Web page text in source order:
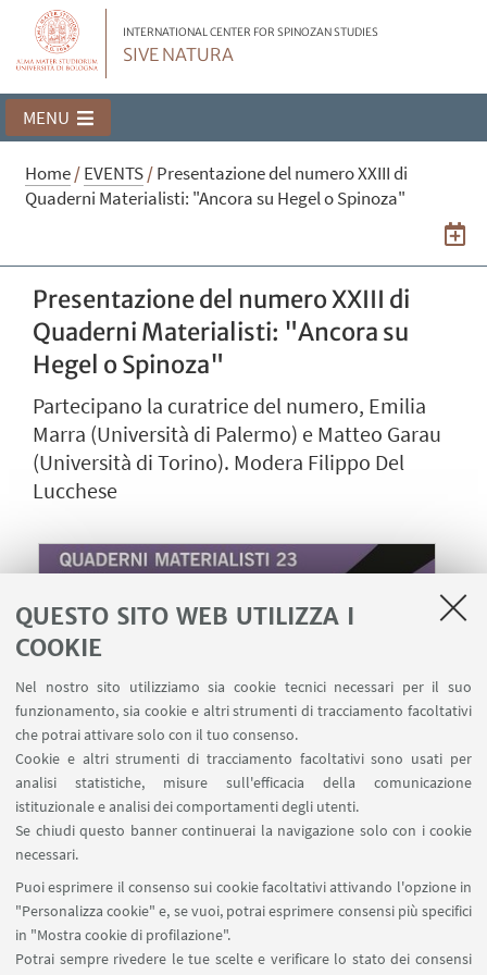
QUESTO SITO WEB UTILIZZA I
COOKIE
Nel nostro sito utilizziamo sia cookie tecnici necessari per il suo
funzionamento, sia cookie e altri strumenti di tracciamento facoltativi
che potrai attivare solo con il tuo consenso.
Cookie e altri strumenti di tracciamento facoltativi sono usati per
analisi statistiche, misure sull'efficacia della comunicazione
istituzionale e analisi dei comportamenti degli utenti.
Se chiudi questo banner continuerai la navigazione solo con i cookie
necessari.
Puoi esprimere il consenso sui cookie facoltativi attivando l'opzione in
"Personalizza cookie" e, se vuoi, potrai esprimere consensi più specifici
in "Mostra cookie di profilazione".
Potrai sempre rivedere le tue scelte e verificare lo stato dei consensi
INTERNATIONAL CENTER FOR SPINOZAN STUDIES
SIVE NATURA
MENU
Home/EVENTS/Presentazione del numero XXIII di
Quaderni Materialisti: "Ancora su Hegel o Spinoza"
Presentazione del numero XXIII di
Quaderni Materialisti: "Ancora su
Hegel o Spinoza"
Partecipano la curatrice del numero, Emilia
Marra (Università di Palermo) e Matteo Garau
(Università di Torino). Modera Filippo Del
Lucchese
DATA:19NOVEMBRE2025dalle 17:00 alle 19:00
LUOGO:
Aula C, via Centotrecento - Evento in
presenza e online